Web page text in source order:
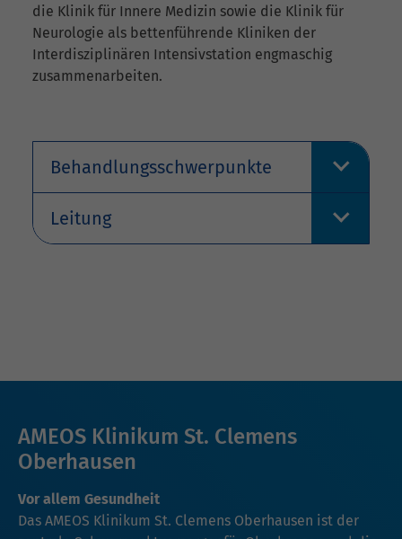
die Klinik für Innere Medizin sowie die Klinik für
Neurologie als bettenführende Kliniken der
Interdisziplinären Intensivstation engmaschig
zusammenarbeiten.
Behandlungsschwerpunkte
Leitung
AMEOS Klinikum St. Clemens
Oberhausen
Vor allem Gesundheit
Das AMEOS Klinikum St. Clemens Oberhausen ist der